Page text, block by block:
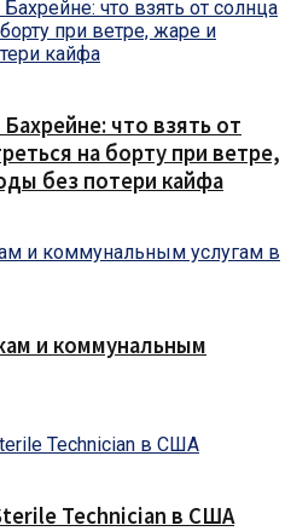
что взять от
на борту при ветре,
без потери кайфа
и коммунальным
Technician в США